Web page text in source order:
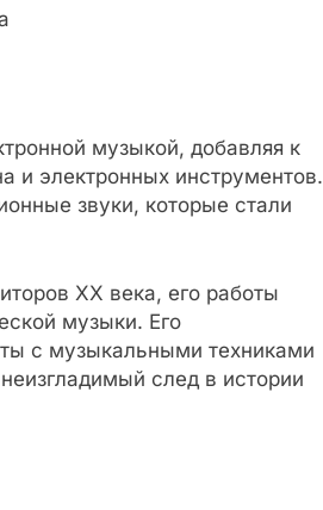
музыкой, добавляя к
и электронных инструментов.
звуки, которые стали
XX века, его работы
музыки. Его
с музыкальными техниками
след в истории